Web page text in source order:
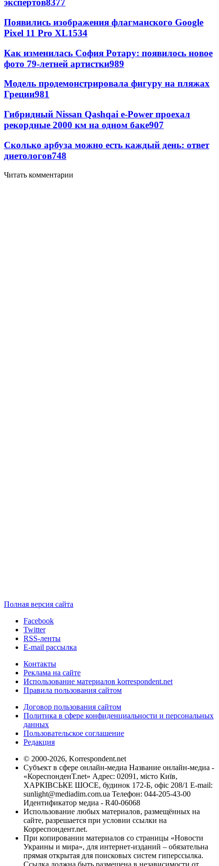
экспертов8377
Появились изображения флагманского Google
Pixel 11 Pro XL1534
Как изменилась София Ротару: появилось новое
фото 79-летней артистки989
Модель продемонстрировала фигуру на пляжах
Греции981
Гибридный Nissan Qashqai e-Power проехал
рекордные 2000 км на одном баке907
Сколько арбуза можно есть каждый день: ответ
диетологов748
Читать комментарии
Полная версия сайта
Facebook
Twitter
RSS-ленты
E-mail рассылка
Контакты
Реклама на сайте
Использование материалов korrespondent.net
Правила пользования сайтом
Договор пользования сайтом
Политика в сфере конфиденциальности и персональных
данных
Пользовательское соглашение
Редакция
© 2000-2026, Korrespondent.net
Субъект в сфере онлайн-медиа Название онлайн-медиа -
«КореспонденТ.net» Адрес: 02091, місто Київ,
ХАРКІВСЬКЕ ШОСЕ, будинок 172-Б, офіс 208/1 E-mail:
sunlight@mediadim.com.ua Телефон: 044-205-43-00
Идентификатор медиа - R40-06068
Использование любых материалов, размещённых на
сайте, разрешается при условии ссылки на
Корреспондент.net.
При копировании материалов со страницы «Новости
Украины и мира», для интернет-изданий – обязательна
прямая открытая для поисковых систем гиперссылка.
Ссылка должна быть размещена в независимости от